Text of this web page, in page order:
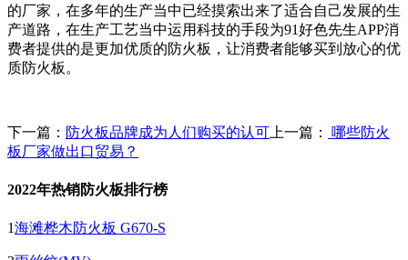
的厂家，在多年的生产当中已经摸索出来了适合自己发展的生
产道路，在生产工艺当中运用科技的手段为91好色先生APP消
费者提供的是更加优质的防火板，让消费者能够买到放心的优
质防火板。
下一篇： 防火板品牌成为人们购买的认可 上一篇：
哪些防火
板厂家做出口贸易？
2022年热销防火板排行榜
1海滩桦木防火板 G670-S